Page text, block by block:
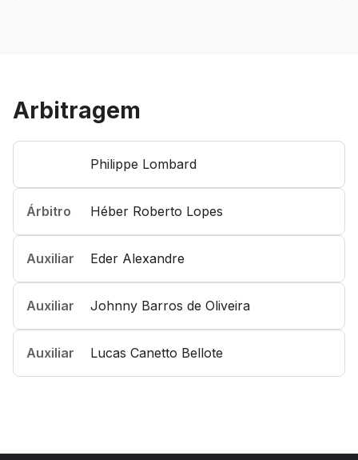
Arbitragem
Philippe Lombard
Árbitro Héber Roberto Lopes
Auxiliar Eder Alexandre
Auxiliar Johnny Barros de Oliveira
Auxiliar Lucas Canetto Bellote